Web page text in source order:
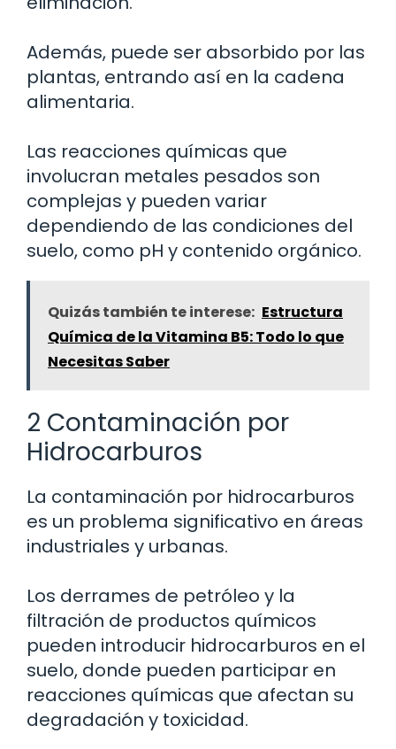
Además, puede ser absorbido por las
plantas, entrando así en la cadena
alimentaria.
Las reacciones químicas que
involucran metales pesados son
complejas y pueden variar
dependiendo de las condiciones del
suelo, como pH y contenido orgánico.
Quizás también te interese: Estructura
Química de la Vitamina B5: Todo lo que
Necesitas Saber
2 Contaminación por
Hidrocarburos
La contaminación por hidrocarburos
es un problema significativo en áreas
industriales y urbanas.
Los derrames de petróleo y la
filtración de productos químicos
pueden introducir hidrocarburos en el
suelo, donde pueden participar en
reacciones químicas que afectan su
degradación y toxicidad.